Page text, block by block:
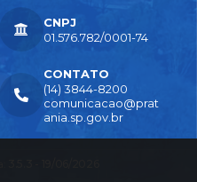
CONTATO
(14) 3844-8200
comunicacao@prat
ania.sp.gov.br
CNPJ
01.576.782/0001-74